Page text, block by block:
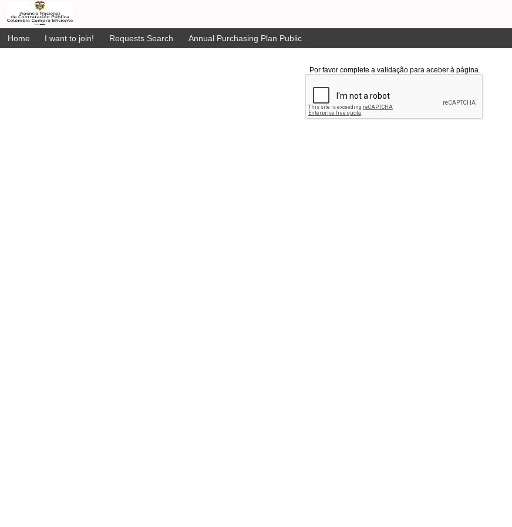
Home I want to join! Requests Search Annual Purchasing Plan Public
Por favor complete a validação para aceber à página.